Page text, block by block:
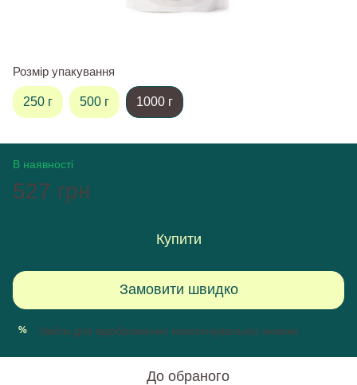
Розмір упакування
250 г 500 г 1000 г
В наявності
527 грн
Купити
Замовити швидко
% Увійти для відображення накопичувальної знижки
До обраного